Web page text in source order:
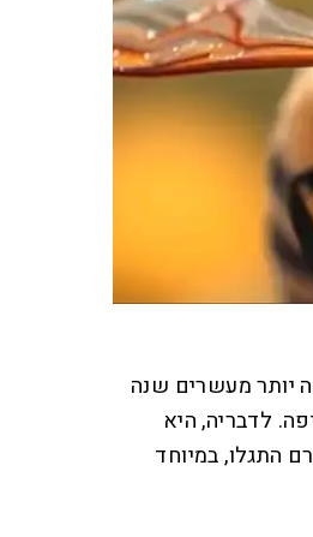
יותר מעשרים שנה
לדבריה, היא
התגלו, במיוחד